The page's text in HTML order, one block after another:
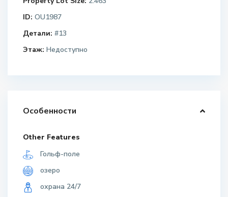
ID: OU1987
Детали: #13
Этаж: Недоступно
Особенности
Other Features
Гольф-поле
озеро
охрана 24/7